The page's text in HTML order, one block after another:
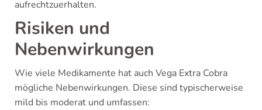
aufrechtzuerhalten.
Risiken und
Nebenwirkungen
Wie viele Medikamente hat auch Vega Extra Cobra
mögliche Nebenwirkungen. Diese sind typischerweise
mild bis moderat und umfassen: